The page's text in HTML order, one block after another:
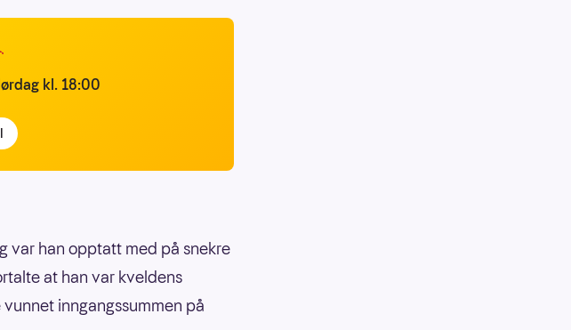
kl. 18:00
var han opptatt med på snekre
at han var kveldens
inngangssummen på